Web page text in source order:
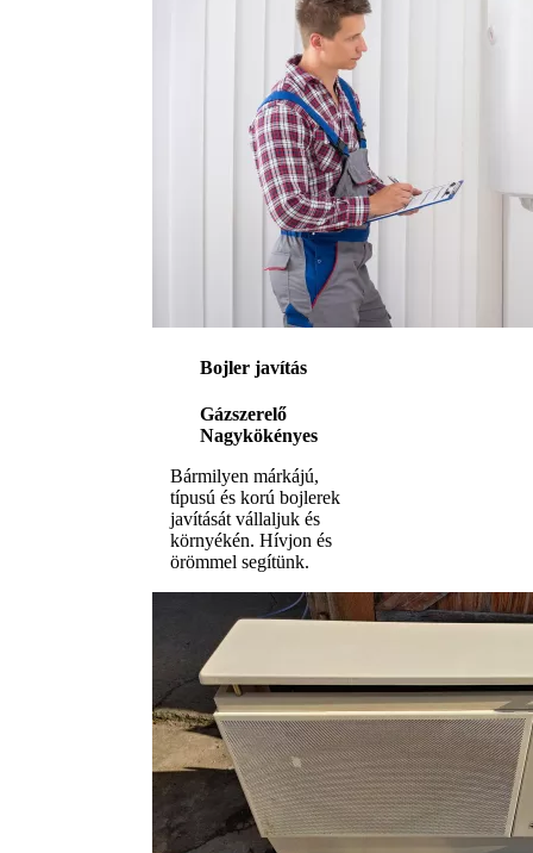
Bojler javítás
Gázszerelő
Nagykökényes
Bármilyen márkájú,
típusú és korú bojlerek
javítását vállaljuk és
környékén. Hívjon és
örömmel segítünk.